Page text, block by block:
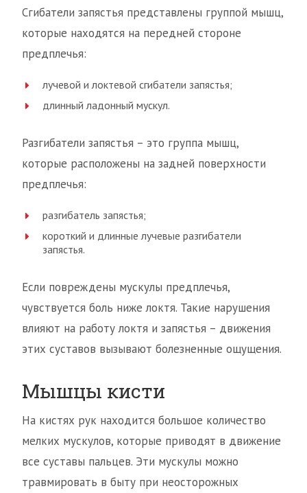
Сгибатели запястья представлены группой мышц,
которые находятся на передней стороне
предплечья:
лучевой и локтевой сгибатели запястья;
длинный ладонный мускул.
Разгибатели запястья – это группа мышц,
которые расположены на задней поверхности
предплечья:
разгибатель запястья;
короткий и длинные лучевые разгибатели
запястья.
Если повреждены мускулы предплечья,
чувствуется боль ниже локтя. Такие нарушения
влияют на работу локтя и запястья – движения
этих суставов вызывают болезненные ощущения.
Мышцы кисти
На кистях рук находится большое количество
мелких мускулов, которые приводят в движение
все суставы пальцев. Эти мускулы можно
травмировать в быту при неосторожных